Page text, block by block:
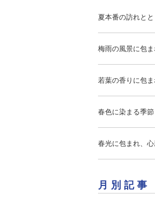
夏本番の訪れと
梅雨の風景に包
若葉の香りに包
春色に染まる季
春光に包まれ、
月別記事